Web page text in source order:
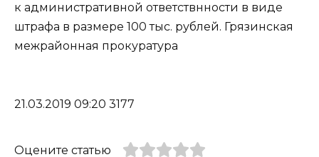
к административной ответствнности в виде
штрафа в размере 100 тыс. рублей. Грязинская
межрайонная прокуратура
21.03.2019 09:20 3177
Оцените статью